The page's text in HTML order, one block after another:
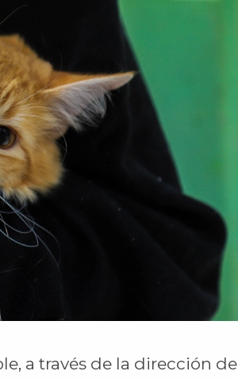
a través de la dirección de